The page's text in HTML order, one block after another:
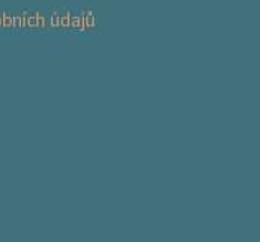
údajů